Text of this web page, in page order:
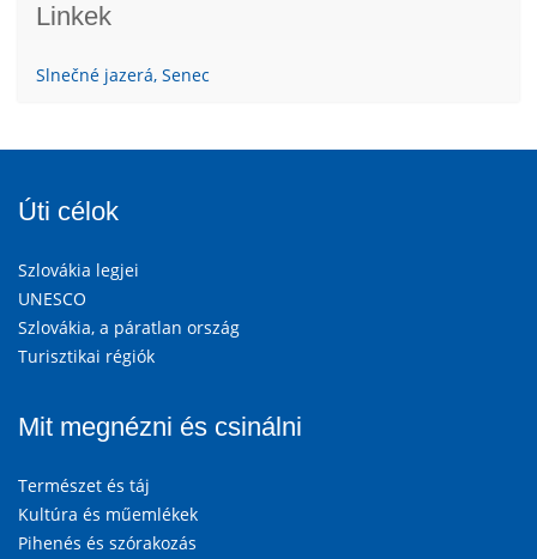
Linkek
Slnečné jazerá, Senec
Úti célok
Szlovákia legjei
UNESCO
Szlovákia, a páratlan ország
Turisztikai régiók
Mit megnézni és csinálni
Természet és táj
Kultúra és műemlékek
Pihenés és szórakozás